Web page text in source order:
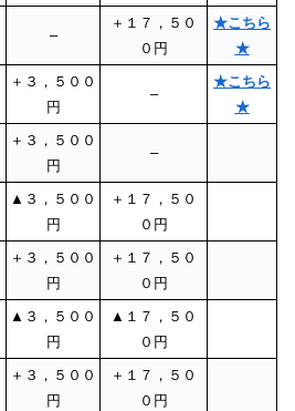
–
＋１７，５０
０円
★こちら
★
＋３，５００
円
–
★こちら
★
＋３，５００
円
–
▲３，５００
円
＋１７，５０
０円
＋３，５００
円
＋１７，５０
０円
▲３，５００
円
▲１７，５０
０円
＋３，５００
円
＋１７，５０
０円